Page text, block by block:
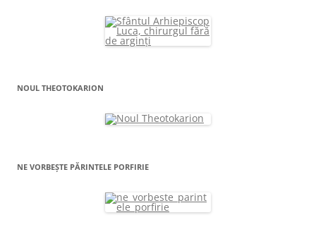
NOUL THEOTOKARION
NE VORBEȘTE PĂRINTELE PORFIRIE